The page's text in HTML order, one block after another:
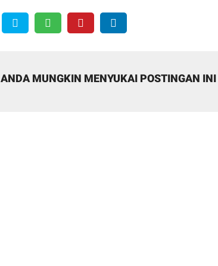
ANDA MUNGKIN MENYUKAI POSTINGAN INI